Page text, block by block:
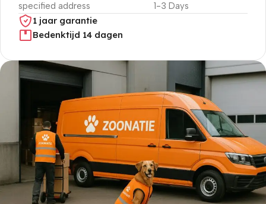
specified address
1-3 Days
1 jaar garantie
Bedenktijd 14 dagen